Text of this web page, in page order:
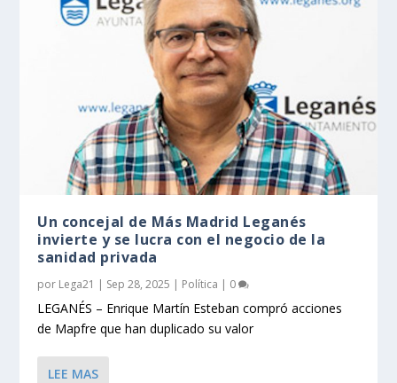
Un concejal de Más Madrid Leganés
invierte y se lucra con el negocio de la
sanidad privada
por Lega21 | Sep 28, 2025 | Política | 0
LEGANÉS – Enrique Martín Esteban compró acciones
de Mapfre que han duplicado su valor
LEE MAS